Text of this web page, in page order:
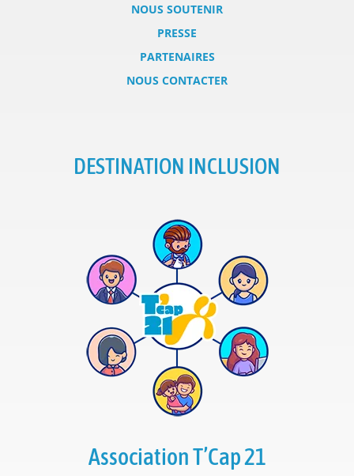
NOUS SOUTENIR
PRESSE
PARTENAIRES
NOUS CONTACTER
DESTINATION INCLUSION
Association T’Cap 21